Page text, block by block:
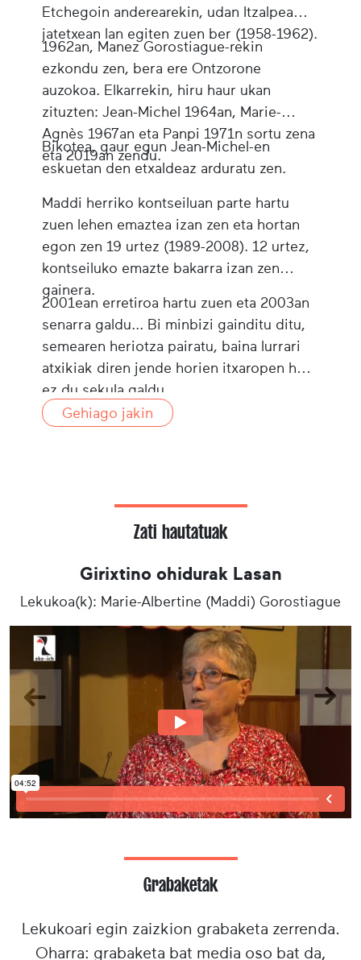
Etchegoin anderearekin, udan Itzalpea
jatetxean lan egiten zuen ber (1958-1962).
1962an, Manez Gorostiague-rekin
ezkondu zen, bera ere Ontzorone
auzokoa. Elkarrekin, hiru haur ukan
zituzten: Jean-Michel 1964an, Marie-
Agnès 1967an eta Panpi 1971n sortu zena
eta 2019an zendu.
Bikotea, gaur egun Jean-Michel-en
eskuetan den etxaldeaz arduratu zen.
Maddi herriko kontseiluan parte hartu
zuen lehen emaztea izan zen eta hortan
egon zen 19 urtez (1989-2008). 12 urtez,
kontseiluko emazte bakarra izan zen
gainera.
2001ean erretiroa hartu zuen eta 2003an
senarra galdu... Bi minbizi gainditu ditu,
semearen heriotza pairatu, baina lurrari
atxikiak diren jende horien itxaropen hori
ez du sekula galdu.
Gehiago jakin
Zati hautatuak
Girixtino ohidurak Lasan
Lekukoa(k): Marie-Albertine (Maddi) Gorostiague
Aurrekoa
Grabaketak
Lekukoari egin zaizkion grabaketa zerrenda.
Oharra: grabaketa bat media oso bat da,